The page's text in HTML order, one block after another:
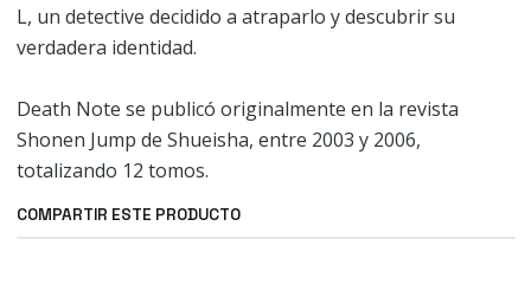
L, un detective decidido a atraparlo y descubrir su
verdadera identidad.
Death Note se publicó originalmente en la revista
Shonen Jump de Shueisha, entre 2003 y 2006,
totalizando 12 tomos.
COMPARTIR ESTE PRODUCTO